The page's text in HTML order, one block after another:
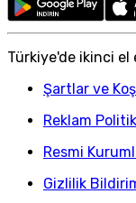
Türkiye'de ikinci el
Şartlar ve
Reklam
Resmi
Gizlilik